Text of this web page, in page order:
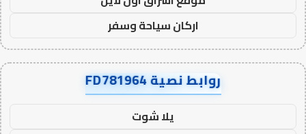
اركان سياحة وسفر
روابط نصية FD781964
يلا شوت